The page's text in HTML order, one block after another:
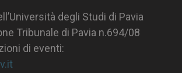
degli Studi di Pavia
Tribunale di Pavia n.694/08
di eventi: